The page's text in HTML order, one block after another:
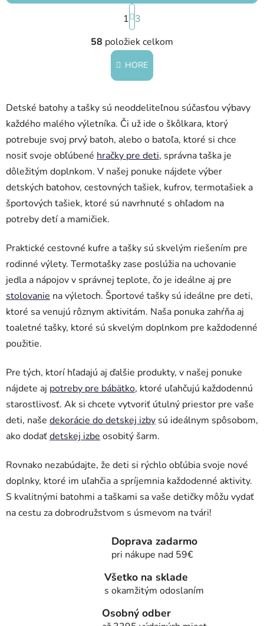
O
v
l
á
d
c
i
e
r
v
k
y
i
s
u
S
t
r
á
n
k
n
i
e
1 3
58 položiek celkom
HORE
Detské batohy a tašky sú neoddeliteľnou súčasťou výbavy
každého malého výletníka. Či už ide o škôlkara, ktorý
potrebuje svoj prvý batoh, alebo o batoľa, ktoré si chce
nosiť svoje obľúbené hračky pre deti, správna taška je
dôležitým doplnkom. V našej ponuke nájdete výber
detských batohov, cestovných tašiek, kufrov, termotašiek a
športových tašiek, ktoré sú navrhnuté s ohľadom na
potreby detí a mamičiek.
Praktické cestovné kufre a tašky sú skvelým riešením pre
rodinné výlety. Termotašky zase poslúžia na uchovanie
jedla a nápojov v správnej teplote, čo je ideálne aj pre
stolovanie na výletoch. Športové tašky sú ideálne pre deti,
ktoré sa venujú rôznym aktivitám. Naša ponuka zahŕňa aj
toaletné tašky, ktoré sú skvelým doplnkom pre každodenné
použitie.
Pre tých, ktorí hľadajú aj ďalšie produkty, v našej ponuke
nájdete aj potreby pre bábätko, ktoré uľahčujú každodennú
starostlivosť. Ak si chcete vytvoriť útulný priestor pre vaše
deti, naše dekorácie do detskej izby sú ideálnym spôsobom,
ako dodaťdetskej izbe osobitý šarm.
Rovnako nezabúdajte, že deti si rýchlo obľúbia svoje nové
doplnky, ktoré im uľahčia a spríjemnia každodenné aktivity.
S kvalitnými batohmi a taškami sa vaše detičky môžu vydať
na cestu za dobrodružstvom s úsmevom na tvári!
Doprava zadarmo
pri nákupe nad 59€
Všetko na sklade
s okamžitým odoslaním
Osobný odber